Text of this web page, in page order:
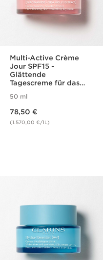
Multi-Active Crème
Jour SPF15 -
Glättende
Tagescreme für das
mehr Ausstrahlung
SPF 15 für jeden
Hauttyp
50 ml
78,50 €
(1.570,00 €/1L)